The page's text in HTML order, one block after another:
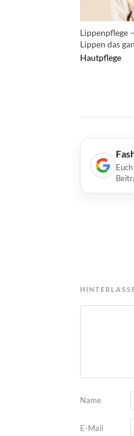
Lippenpflege
Lippen das
Hautpflege
Name
E-Mail